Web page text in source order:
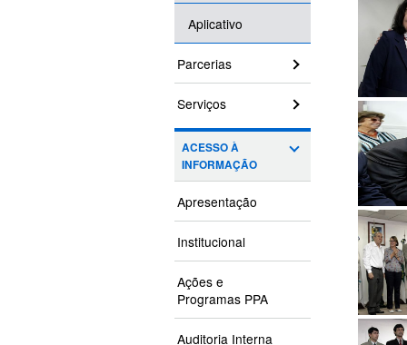
Aplicativo
Parcerias
Serviços
ACESSO À
INFORMAÇÃO
Apresentação
Institucional
Ações e
Programas PPA
Auditoria Interna